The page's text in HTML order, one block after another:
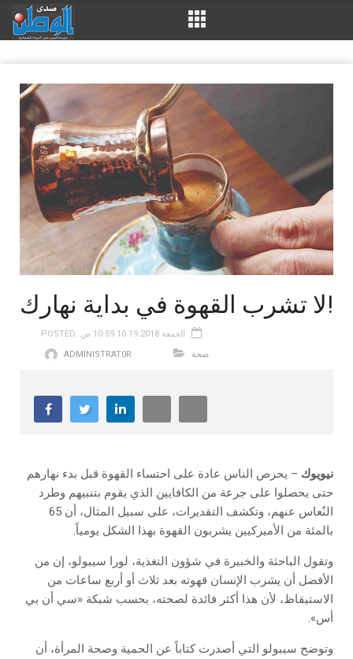
لا تشرب القهوة في بداية نهارك!
POSTED: الجمعة 10.19.2018 10:59 ص
ADMINISTRAT0R
صحة
نيويوك – يحرص الناس عادة على احتساء القهوة قبل بدء نهارهم
حتى يحصلوا على جرعة من الكافايين الذي يقوم بتنبيهم وطرد
النُعاس عنهم، وتكشف التقديرات، على سبيل المثال، أن 65
بالمئة من الأميركيين يشربون القهوة بهذا الشكل يومياً.
وتقول الباحثة والخبيرة في شؤون التغذية، لورا سيبولو، إن من
الأفضل أن يشرب الإنسان قهوته بعد ثلاث أو أربع ساعات من
الاستيقاظ، لأن هذا أكثر فائدة لصحته، بحسب شبكة «سي أن بي
أس».
وتوضح سيبولو التي أصدرت كتاباً عن الحمية وصحة المرأة، أن